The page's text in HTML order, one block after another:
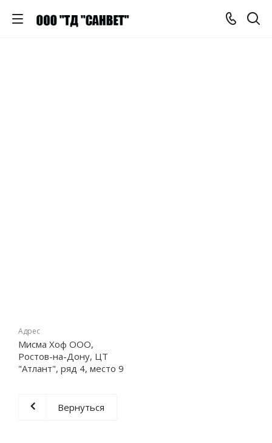
Адрес
Мисма Хоф ООО,
Ростов-на-Дону, ЦТ
"Атлант", ряд 4, место 9
Вернуться